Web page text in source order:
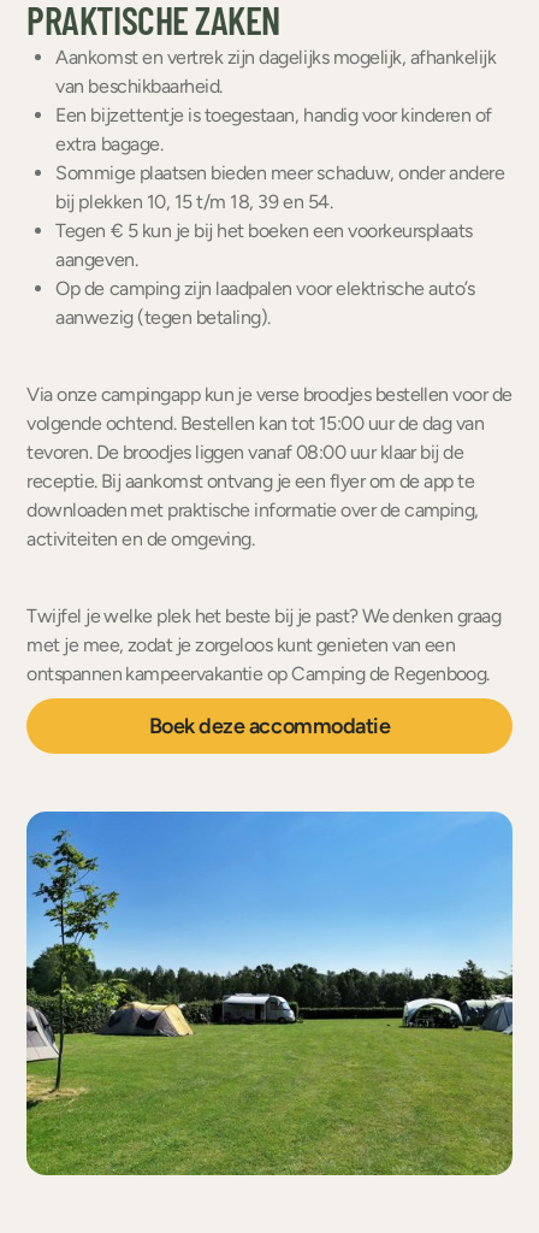
PRAKTISCHE ZAKEN
Aankomst en vertrek zijn dagelijks mogelijk, afhankelijk
van beschikbaarheid.
Een bijzettentje is toegestaan, handig voor kinderen of
extra bagage.
Sommige plaatsen bieden meer schaduw, onder andere
bij plekken 10, 15 t/m 18, 39 en 54.
Tegen € 5 kun je bij het boeken een voorkeursplaats
aangeven.
Op de camping zijn laadpalen voor elektrische auto’s
aanwezig (tegen betaling).
Via onze campingapp kun je verse broodjes bestellen voor de
volgende ochtend. Bestellen kan tot 15:00 uur de dag van
tevoren. De broodjes liggen vanaf 08:00 uur klaar bij de
receptie. Bij aankomst ontvang je een flyer om de app te
downloaden met praktische informatie over de camping,
activiteiten en de omgeving.
Twijfel je welke plek het beste bij je past? We denken graag
met je mee, zodat je zorgeloos kunt genieten van een
ontspannen kampeervakantie op Camping de Regenboog.
Boek deze accommodatie